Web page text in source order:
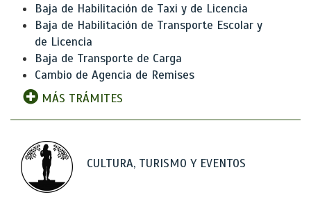
Baja de Habilitación de Taxi y de Licencia
Baja de Habilitación de Transporte Escolar y
de Licencia
Baja de Transporte de Carga
Cambio de Agencia de Remises
MÁS TRÁMITES
CULTURA, TURISMO Y EVENTOS